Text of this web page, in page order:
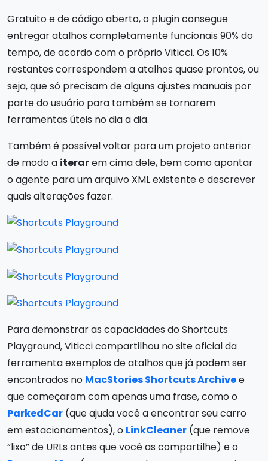
Gratuito e de código aberto, o plugin consegue
entregar atalhos completamente funcionais 90% do
tempo, de acordo com o próprio Viticci. Os 10%
restantes correspondem a atalhos quase prontos, ou
seja, que só precisam de alguns ajustes manuais por
parte do usuário para também se tornarem
ferramentas úteis no dia a dia.
Também é possível voltar para um projeto anterior
de modo a iterarem cima dele, bem como apontar
o agente para um arquivo XML existente e descrever
quais alterações fazer.
Para demonstrar as capacidades do Shortcuts
Playground, Viticci compartilhou no site oficial da
ferramenta exemplos de atalhos que já podem ser
encontrados no MacStories Shortcuts Archivee
que começaram com apenas uma frase, como o
ParkedCar (que ajuda você a encontrar seu carro
em estacionamentos), o LinkCleaner (que remove
“lixo” de URLs antes que você as compartilhe) e o